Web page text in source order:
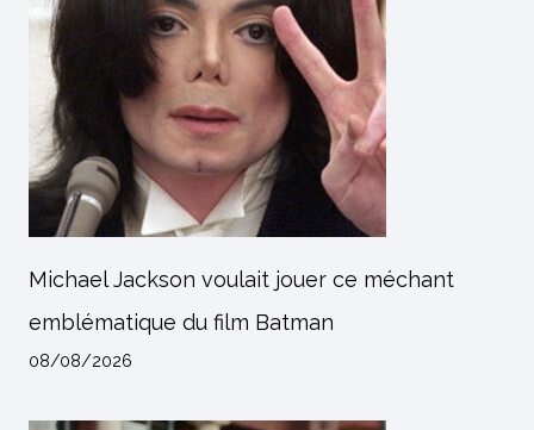
Michael Jackson voulait jouer ce méchant
emblématique du film Batman
08/08/2026